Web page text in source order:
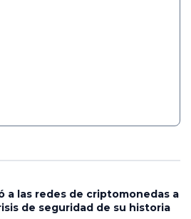
a las redes de criptomonedas a
de seguridad de su historia